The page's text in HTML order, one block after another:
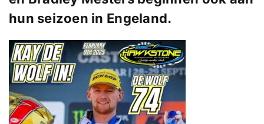
hun seizoen in Engeland.